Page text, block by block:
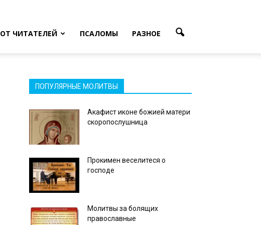
ОТ ЧИТАТЕЛЕЙ ПСАЛОМЫ РАЗНОЕ
ПОПУЛЯРНЫЕ МОЛИТВЫ
Акафист иконе божией матери
скоропослушница
Прокимен веселитеся о
господе
Молитвы за болящих
православные